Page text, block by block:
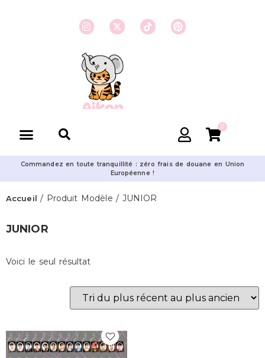
0
Commandez en toute tranquillité : zéro frais de douane en Union
Européenne !
Accueil / Produit Modèle / JUNIOR
JUNIOR
Voici le seul résultat